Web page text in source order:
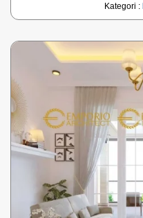
Kategori :